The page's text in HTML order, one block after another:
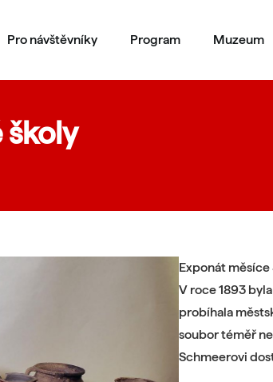
Pro návštěvníky Program Muzeum
školy
Exponát
V roce 1893
probíhala
soubor téměř
Schmeerovi